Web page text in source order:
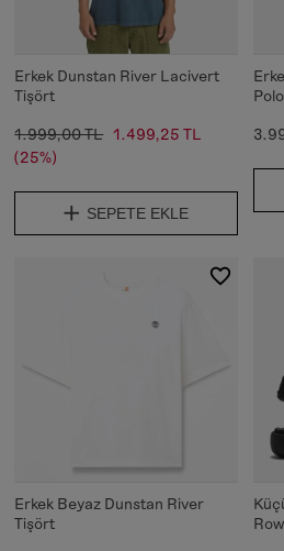
Erkek Dunstan River Lacivert
Tişört
1.999,00 TL 1.499,25 TL
(25%)
SEPETE EKLE
Erkek Beyaz Dunstan River
Tişört